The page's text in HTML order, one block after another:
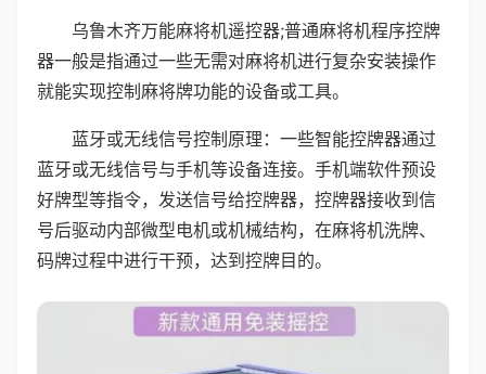
乌鲁木齐万能麻将机遥控器;普通麻将机程序控牌
器一般是指通过一些无需对麻将机进行复杂安装操作
就能实现控制麻将牌功能的设备或工具。
蓝牙或无线信号控制原理：一些智能控牌器通过
蓝牙或无线信号与手机等设备连接。手机端软件预设
好牌型等指令，发送信号给控牌器，控牌器接收到信
号后驱动内部微型电机或机械结构，在麻将机洗牌、
码牌过程中进行干预，达到控牌目的。